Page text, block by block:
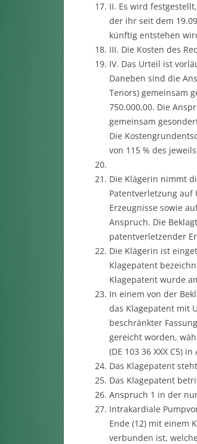
II. Es wird
der ihr seit dem
künftig entstehen
III. Die Kosten des
IV. Das Urteil ist
Daneben sind die
Tenors) gemeinsam
750.000,00. Die
gemeinsam
Die
von 115 % des
Die Klägerin nimmt
Patentverletzung
Erzeugnisse sowie
Anspruch. Die
patentverletzender
Die Klägerin ist
Klagepatent
Klagepatent wurde
In einem von der
das Klagepatent mit
beschränkter
gereicht worden,
(DE 103 36 XXX C5)
Das Klagepatent
Das Klagepatent
Anspruch 1 in der
Intrakardiale
Ende (12) mit einem
verbunden ist,